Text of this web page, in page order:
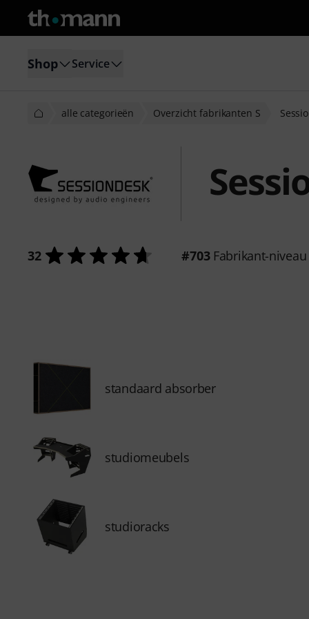
Shop Service
alle categorieën Overzicht fabrikanten S
32 #703Fabrikant-niveau
standaard absorber
studiomeubels
studioracks